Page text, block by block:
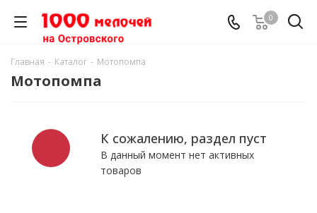
0
Главная - Каталог - Мотопомпа
Мотопомпа
К сожалению, раздел пуст
В данный момент нет активных
товаров